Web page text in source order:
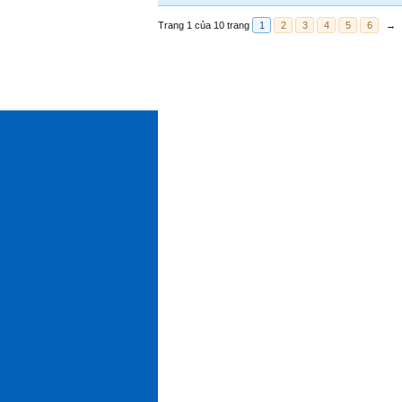
Trang 1 của 10 trang 1 2 3 4 5 6 →